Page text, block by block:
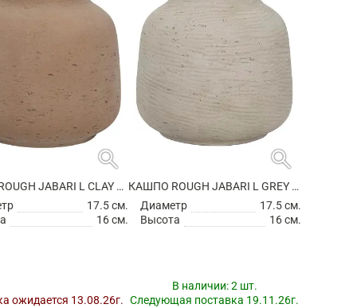
search
КАШПО ROUGH JABARI L CLAY WASHED
17.5 см.
16 см.
ожидается 13.08.26г.
search
КАШПО ROUGH JABARI L GREY WASHED
Диаметр
17.5 см.
Высота
16 см.
В наличии:2 шт.
Следующая поставка 19.11.26г.